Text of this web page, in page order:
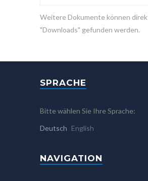
Weitere Dokumente können
"Downloads" gefunden werden.
SPRACHE
Bitte wählen Sie Ihre Sprache:
Deutsch English
NAVIGATION